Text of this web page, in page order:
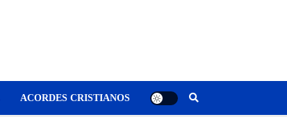
ACORDES CRISTIANOS